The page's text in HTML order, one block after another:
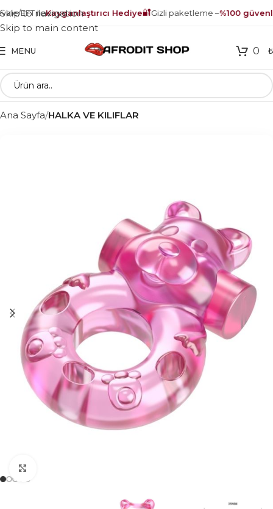
EFT ileKayganlaştırıcı Hediye🔐Gizli paketleme –%100 güvenli
Skip to navigation
Skip to main content
MENU 0 ₺
Ana Sayfa HALKA VE KILIFLAR